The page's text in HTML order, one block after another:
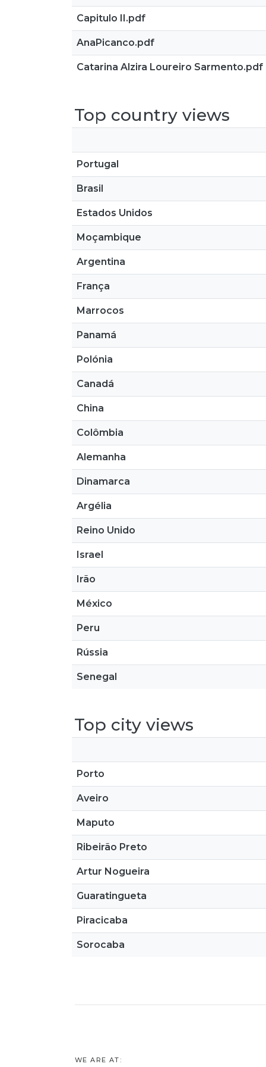
Capitulo II.pdf
AnaPicanco.pdf
Catarina Alzira Loureiro Sarmento.pdf
Top country views
Portugal
Brasil
Estados Unidos
Moçambique
Argentina
França
Marrocos
Panamá
Polónia
Canadá
China
Colômbia
Alemanha
Dinamarca
Argélia
Reino Unido
Israel
Irão
México
Peru
Rússia
Senegal
Top city views
Porto
Aveiro
Maputo
Ribeirão Preto
Artur Nogueira
Guaratingueta
Piracicaba
Sorocaba
WE ARE AT: